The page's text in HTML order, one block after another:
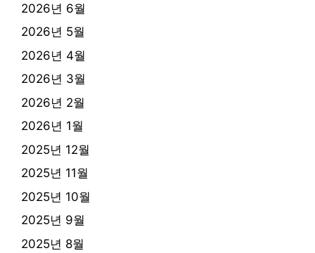
2026년 6월
2026년 5월
2026년 4월
2026년 3월
2026년 2월
2026년 1월
2025년 12월
2025년 11월
2025년 10월
2025년 9월
2025년 8월